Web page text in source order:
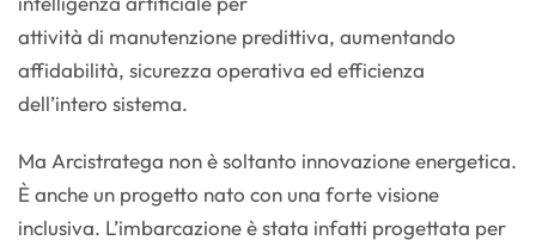
attività di manutenzione predittiva, aumentando
affidabilità, sicurezza operativa ed efficienza
dell’intero sistema.
Ma Arcistratega non è soltanto innovazione energetica.
È anche un progetto nato con una forte visione
inclusiva. L’imbarcazione è stata infatti progettata per